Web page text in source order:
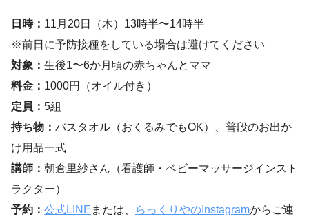
日時： 11月20日（木）13時半〜14時半
※前日に予防接種をしている場合は避けてください
対象： 生後1〜6か月頃の赤ちゃんとママ
料金： 1000円（オイル付き）
定員： 5組
持ち物： バスタオル（おくるみでもOK）、普段のお出か
け用品一式
講師： 朝倉里紗さん（看護師・ベビーマッサージインスト
ラクター）
予約： 公式LINE または、 らっくりやのInstagramからご連